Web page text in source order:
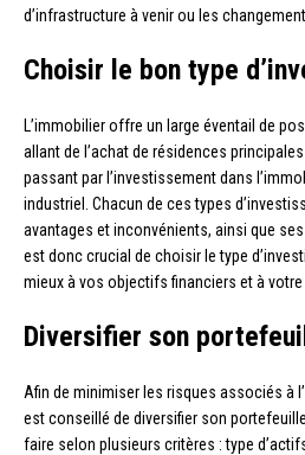
d’infrastructure à venir ou les
Choisir le bon type
L’immobilier offre un large éventail de
allant de l’achat de résidences
passant par l’investissement dans
industriel. Chacun de ces types
avantages et inconvénients, ainsi que ses
est donc crucial de choisir le type
mieux à vos objectifs financiers et à votre
Diversifier son
Afin de minimiser les risques associés à
est conseillé de diversifier son
faire selon plusieurs critères : type